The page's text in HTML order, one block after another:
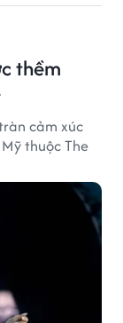
thềm
cảm xúc
thuộc The